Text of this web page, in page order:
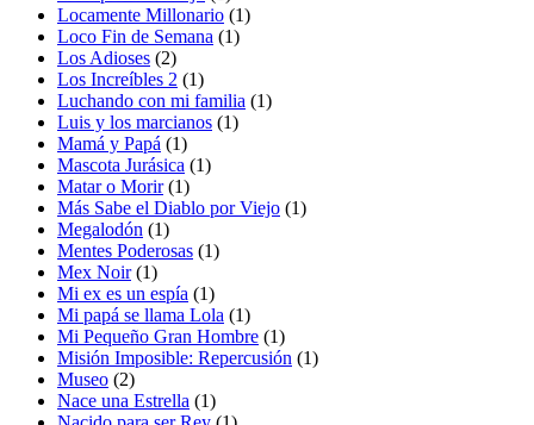
Locamente Millonario (1)
Loco Fin de Semana (1)
Los Adioses (2)
Los Increíbles 2 (1)
Luchando con mi familia (1)
Luis y los marcianos (1)
Mamá y Papá (1)
Mascota Jurásica (1)
Matar o Morir(1)
Más Sabe el Diablo por Viejo (1)
Megalodón (1)
Mentes Poderosas (1)
Mex Noir(1)
Mi ex es un espía (1)
Mi papá se llama Lola (1)
Mi Pequeño Gran Hombre (1)
Misión Imposible: Repercusión (1)
Museo (2)
Nace una Estrella (1)